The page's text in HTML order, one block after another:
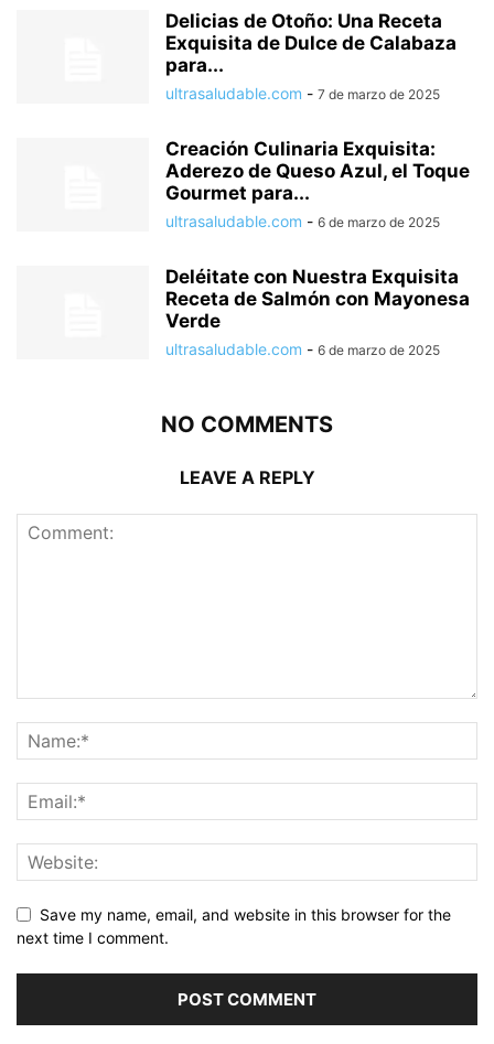
Delicias de Otoño: Una Receta
Exquisita de Dulce de Calabaza
para...
ultrasaludable.com - 7 de marzo de 2025
Creación Culinaria Exquisita:
Aderezo de Queso Azul, el Toque
Gourmet para...
ultrasaludable.com - 6 de marzo de 2025
Deléitate con Nuestra Exquisita
Receta de Salmón con Mayonesa
Verde
ultrasaludable.com - 6 de marzo de 2025
NO COMMENTS
LEAVE A REPLY
Save my name, email, and website in this browser for the
next time I comment.